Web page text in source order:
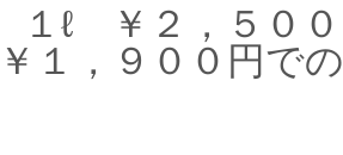
ℓ ￥２，５００
，９００円で